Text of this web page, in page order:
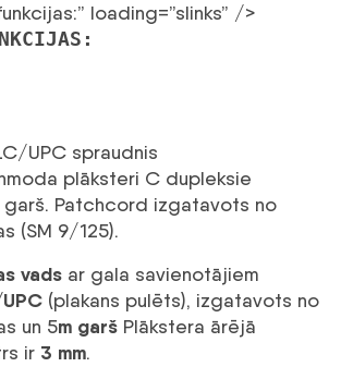
loading=”slinks” />
UPC spraudnis
plāksteri C dupleksie
garš. Patchcord izgatavots no
(SM 9/125).
vads ar gala savienotājiem
(plakans pulēts), izgatavots no
un 5m garš Plākstera ārējā
ir 3 mm.